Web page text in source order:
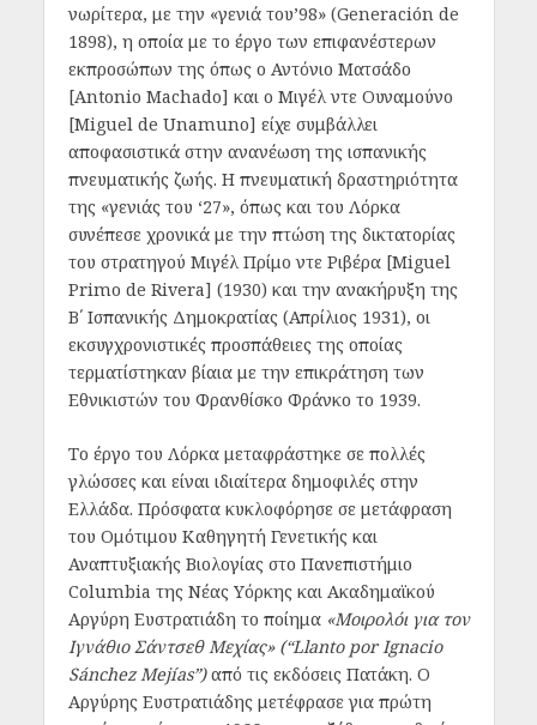
νωρίτερα, με την «γενιά του’98» (Generación de
1898), η οποία με το έργο των επιφανέστερων
εκπροσώπων της όπως ο Αντόνιο Ματσάδο
[Antonio Machado] και ο Μιγέλ ντε Ουναμούνο
[Miguel de Unamuno] είχε συμβάλλει
αποφασιστικά στην ανανέωση της ισπανικής
πνευματικής ζωής. Η πνευματική δραστηριότητα
της «γενιάς του ‘27», όπως και του Λόρκα
συνέπεσε χρονικά με την πτώση της δικτατορίας
του στρατηγού Μιγέλ Πρίμο ντε Ριβέρα [Miguel
Primo de Rivera] (1930) και την ανακήρυξη της
Β΄ Ισπανικής Δημοκρατίας (Απρίλιος 1931), οι
εκσυγχρονιστικές προσπάθειες της οποίας
τερματίστηκαν βίαια με την επικράτηση των
Εθνικιστών του Φρανθίσκο Φράνκο το 1939.
Το έργο του Λόρκα μεταφράστηκε σε πολλές
γλώσσες και είναι ιδιαίτερα δημοφιλές στην
Ελλάδα. Πρόσφατα κυκλοφόρησε σε μετάφραση
του Ομότιμου Καθηγητή Γενετικής και
Αναπτυξιακής Βιολογίας στο Πανεπιστήμιο
Columbia της Νέας Υόρκης και Ακαδημαϊκού
Αργύρη Ευστρατιάδη το ποίημα «Μοιρολόι για τον
Ιγνάθιο Σάντσεθ Μεχίας» (“Llanto por Ignacio
Sánchez Mejías”)από τις εκδόσεις Πατάκη. Ο
Αργύρης Ευστρατιάδης μετέφρασε για πρώτη